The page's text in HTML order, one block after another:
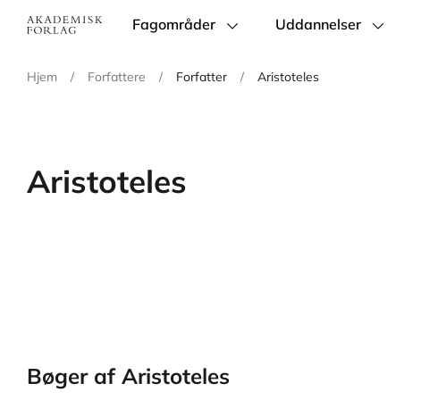
Main
Fagområder Uddannelser
Hjem / Forfattere / Forfatter / Aristoteles
Aristoteles
Bøger af Aristoteles